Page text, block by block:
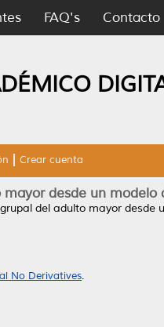
FAQ's Contacto
Crear cuenta
desde un
del adulto mayor desde
No Derivatives.